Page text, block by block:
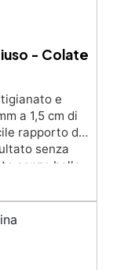
- Colate
e
a 1,5 cm di
rapporto di
senza
senza bolle,
metallo e altri
e sicura
Solventi
e con filtri